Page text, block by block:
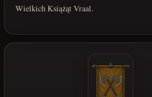
Wielkich Książąt Vraal.